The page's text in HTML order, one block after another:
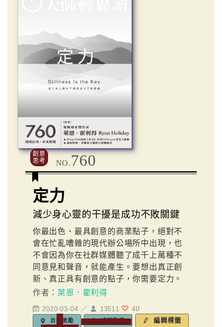
創意
思考
NO. 760
定力
減少身心靈的干擾是成功不敗關鍵
你最出色、最具創意的商業點子，絕對不
會在忙亂嘈雜的現代辦公場所中出現，也
不會因為你在社群媒體聽了成千上萬種不
同意見和聲音，就能產生。要想出真正創
新、真正具有創意的點子，你需要定力。
作者： 萊恩．霍利得
2020-03-04 ／ 13511 40
自我激勵 編輯標籤